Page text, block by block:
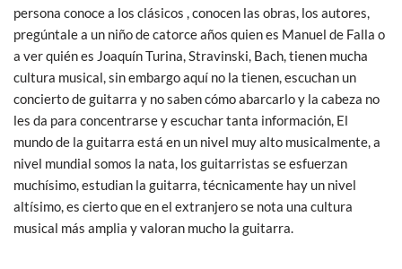
persona conoce a los clásicos , conocen las obras, los autores,
pregúntale a un niño de catorce años quien es Manuel de Falla o
a ver quién es Joaquín Turina, Stravinski, Bach, tienen mucha
cultura musical, sin embargo aquí no la tienen, escuchan un
concierto de guitarra y no saben cómo abarcarlo y la cabeza no
les da para concentrarse y escuchar tanta información, El
mundo de la guitarra está en un nivel muy alto musicalmente, a
nivel mundial somos la nata, los guitarristas se esfuerzan
muchísimo, estudian la guitarra, técnicamente hay un nivel
altísimo, es cierto que en el extranjero se nota una cultura
musical más amplia y valoran mucho la guitarra.